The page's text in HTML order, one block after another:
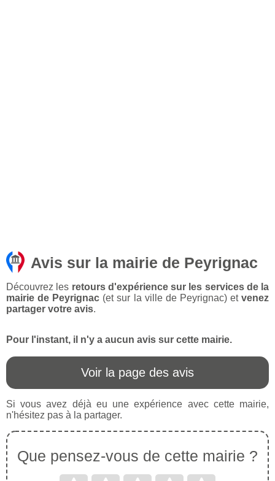
Avis sur la mairie de Peyrignac
Découvrez les retours d'expérience sur les services de la
mairie de Peyrignac (et sur la ville de Peyrignac) etvenez
partager votre avis.
Pour l'instant, il n'y a aucun avis sur cette mairie.
Voir la page des avis
Si vous avez déjà eu une expérience avec cette mairie,
n'hésitez pas à la partager.
Que pensez-vous de cette mairie ?